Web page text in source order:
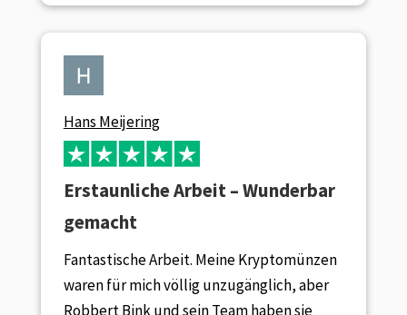
Hans Meijering
Erstaunliche Arbeit – Wunderbar
gemacht
Fantastische Arbeit. Meine Kryptomünzen
waren für mich völlig unzugänglich, aber
Robbert Bink und sein Team haben sie